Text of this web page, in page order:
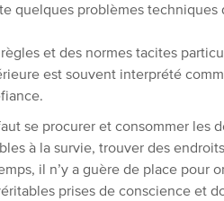
quelques problèmes techniques
et des normes tacites
est souvent interprété
se procurer et consommer les
à la survie, trouver des
il n’y a guère de place pour
prises de conscience et